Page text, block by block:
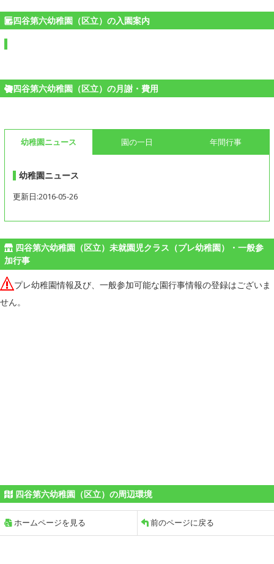
四谷第六幼稚園（区立）の入園案内
四谷第六幼稚園（区立）の月謝・費用
幼稚園ニュース 園の一日 年間行事
幼稚園ニュース
更新日:2016-05-26
四谷第六幼稚園（区立）未就園児クラス（プレ幼稚園）・一般参
加行事
プレ幼稚園情報及び、一般参加可能な園行事情報の登録はございま
せん。
四谷第六幼稚園（区立）の周辺環境
ホームページを見る 前のページに戻る